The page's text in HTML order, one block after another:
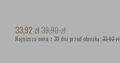
33,92 zł39,90zł
Najniższa cena z 30 dni przed obniżką: 33,92 zł